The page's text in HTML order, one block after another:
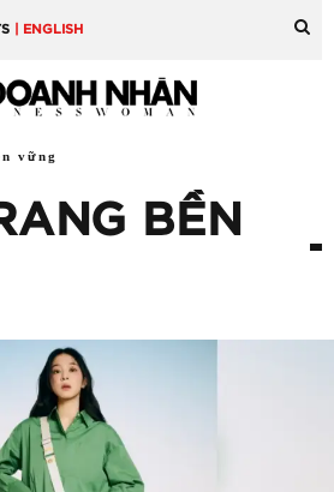
| ENGLISH
vững
BỀN